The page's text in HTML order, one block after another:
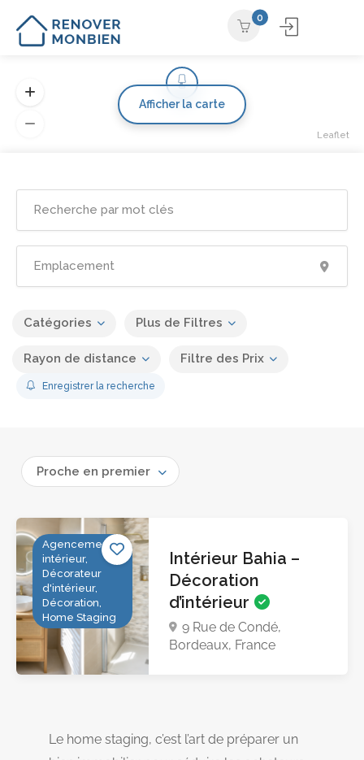
0
Catégories Plus de Filtres
Rayon de distance Filtre des Prix
Enregistrer la recherche
Proche en premier
Agencement
intérieur,
Décorateur
d'intérieur,
Décoration,
Home Staging
Intérieur Bahia –
Décoration
d’intérieur
9 Rue de Condé,
Bordeaux, France
Le home staging, c’est l’art de préparer un
Leaflet
Afficher la carte